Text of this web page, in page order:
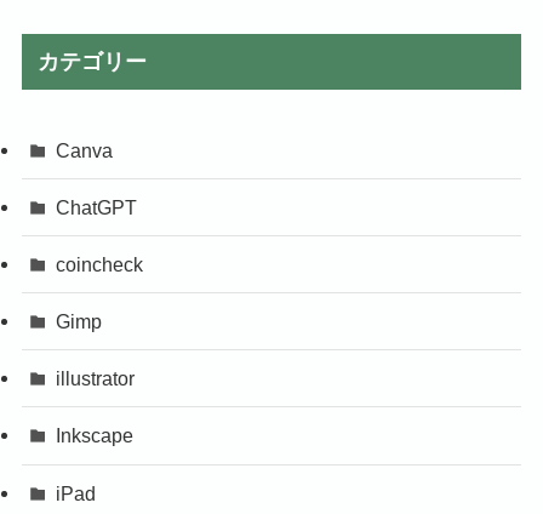
カテゴリー
Canva
ChatGPT
coincheck
Gimp
illustrator
Inkscape
iPad